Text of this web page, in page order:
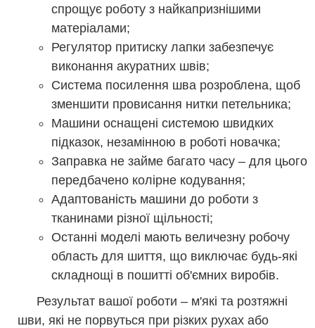
спрощує роботу з найкапризнішими
матеріалами;
Регулятор притиску лапки забезпечує
виконання акуратних швів;
Система посилення шва розроблена, щоб
зменшити провисання нитки петельника;
Машини оснащені системою швидких
підказок, незамінною в роботі новачка;
Заправка не займе багато часу – для цього
передбачено колірне кодування;
Адаптованість машини до роботи з
тканинами різної щільності;
Останні моделі мають величезну робочу
область для шиття, що виключає будь-які
складнощі в пошитті об'ємних виробів.
Результат вашої роботи – м'які та розтяжні
шви, які не порвуться при різких рухах або